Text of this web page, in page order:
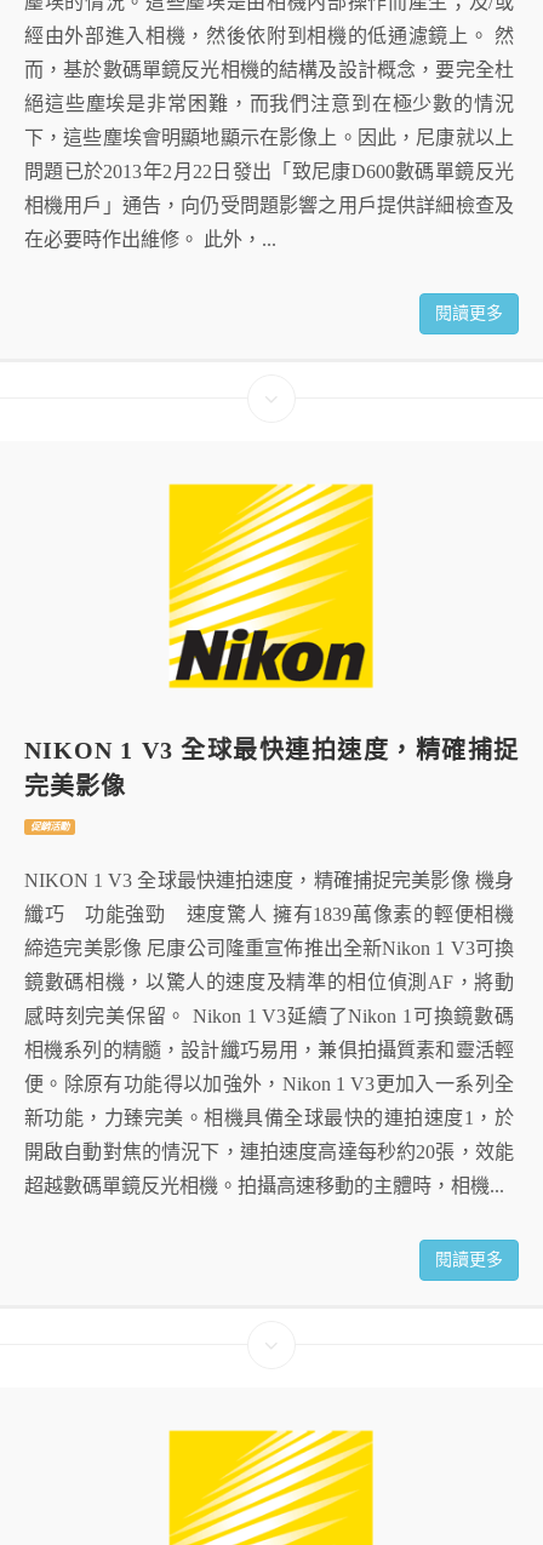
經由外部進入相機，然後依附到相機的低通濾鏡上。 然
而，基於數碼單鏡反光相機的結構及設計概念，要完全杜
絕這些塵埃是非常困難，而我們注意到在極少數的情況
下，這些塵埃會明顯地顯示在影像上。因此，尼康就以上
問題已於2013年2月22日發出「致尼康D600數碼單鏡反光
相機用戶」通告，向仍受問題影響之用戶提供詳細檢查及
在必要時作出維修。 此外，...
閱讀更多
NIKON 1 V3 全球最快連拍速度，精確捕捉
完美影像
促銷活動
NIKON 1 V3 全球最快連拍速度，精確捕捉完美影像 機身
纖巧 功能強勁 速度驚人 擁有1839萬像素的輕便相機
締造完美影像 尼康公司隆重宣佈推出全新Nikon 1 V3可換
鏡數碼相機，以驚人的速度及精準的相位偵測AF，將動
感時刻完美保留。 Nikon 1 V3延續了Nikon 1可換鏡數碼
相機系列的精髓，設計纖巧易用，兼俱拍攝質素和靈活輕
便。除原有功能得以加強外，Nikon 1 V3更加入一系列全
新功能，力臻完美。相機具備全球最快的連拍速度1，於
開啟自動對焦的情況下，連拍速度高達每秒約20張，效能
超越數碼單鏡反光相機。拍攝高速移動的主體時，相機...
閱讀更多